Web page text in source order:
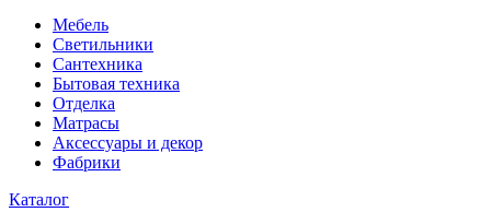
Мебель
Светильники
Сантехника
Бытовая техника
Отделка
Матрасы
Аксессуары и декор
Фабрики
Каталог